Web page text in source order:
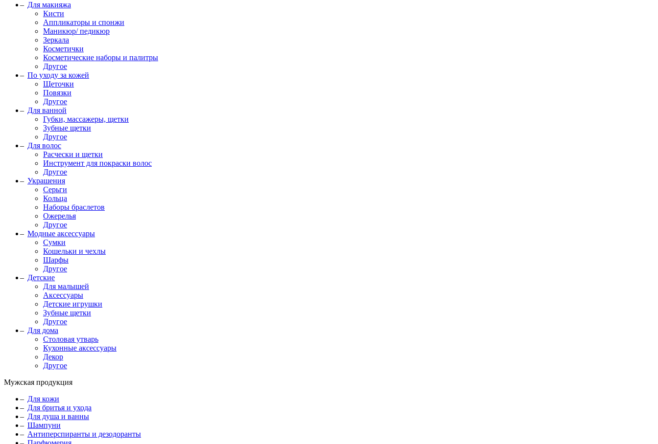
Для макияжа
Кисти
Аппликаторы и спонжи
Маникюр/ педикюр
Зеркала
Косметички
Косметические наборы и палитры
Другое
По уходу за кожей
Щеточки
Повязки
Другое
Для ванной
Губки, массажеры, щетки
Зубные щетки
Другое
Для волос
Расчески и щетки
Инструмент для покраски волос
Другое
Украшения
Серьги
Кольца
Наборы браслетов
Ожерелья
Другое
Модные аксессуары
Сумки
Кошельки и чехлы
Шарфы
Другое
Детские
Для малышей
Аксессуары
Детские игрушки
Зубные щетки
Другое
Для дома
Столовая утварь
Кухонные аксессуары
Декор
Другое
Мужская продукция
Для кожи
Для бритья и ухода
Для душа и ванны
Шампуни
Антиперспиранты и дезодоранты